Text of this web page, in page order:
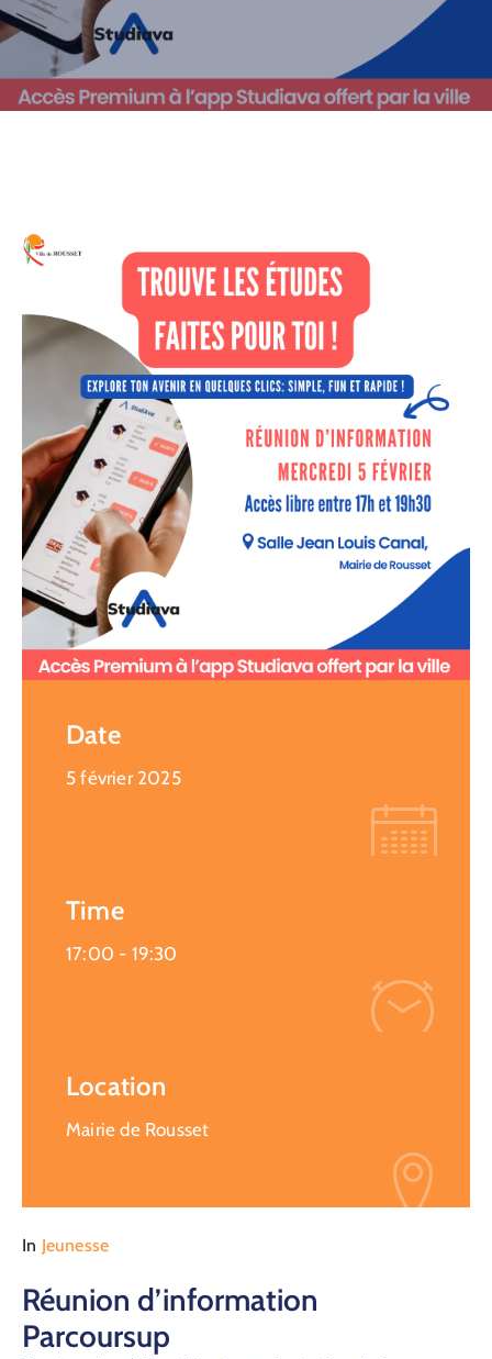
CULTURE
SPORTS
Date
5 février 2025
Time
17:00 - 19:30
Location
Mairie de Rousset
In Jeunesse
Réunion d’information
Parcoursup